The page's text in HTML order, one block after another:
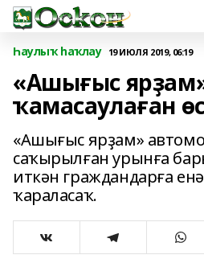
Һаулыҡ һаҡлау 19 ИЮЛЯ 2019, 06:19
«Ашығыс
ҡамасаулаған
«Ашығыс ярҙам»
саҡырылған урынға
иткән граждандарға
ҡараласаҡ.